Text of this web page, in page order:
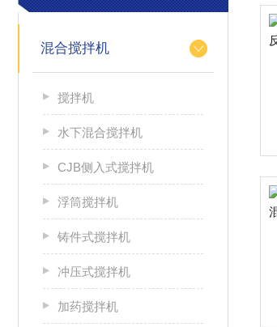
混合搅拌机
搅拌机
水下混合搅拌机
CJB侧入式搅拌机
浮筒搅拌机
铸件式搅拌机
冲压式搅拌机
加药搅拌机